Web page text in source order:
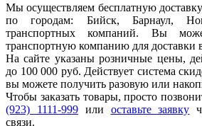
Мы осуществляем бесплатную
по городам: Бийск, Барнаул,
транспортных компаний. Вы
транспортную компанию для доставки
На сайте указаны розничные цены,
до 100 000 руб. Действует система
вы можете получить разовую или
Чтобы заказать товары, просто
(923) 1111-999или оставьте заявку
связи.